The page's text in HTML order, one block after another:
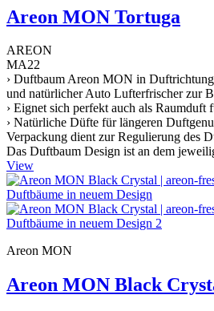
Areon MON Tortuga
AREON
MA22
› Duftbaum Areon MON in
und natürlicher Auto Lufterfrischer zur
› Eignet sich perfekt auch als
› Natürliche Düfte für längeren
Verpackung dient zur Regulierung des
Das Duftbaum Design ist an dem
View
Areon MON
Areon MON Black